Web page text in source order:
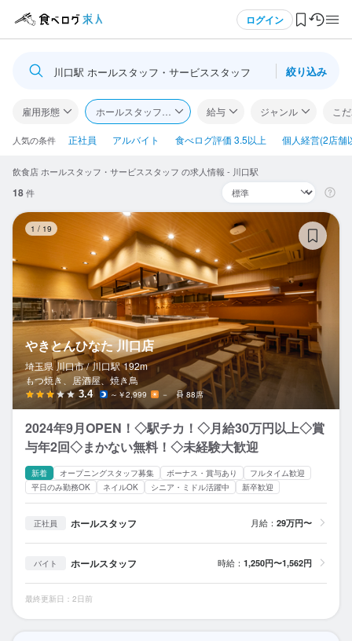
ログイン
ログイン・無料会員登録
食べログ求人TOP
求人検索
気になる求人
検索履歴・保存した条件
応募履歴
WEB履歴書
スカウト・メルマガ受信設定
ヘルプ・お問い合わせフォーム
掲載をご検討の店舗様へ
食べログ求人PRESS
プライバシーポリシー
利用規約
川口駅 ホールスタッフ・サービススタッフ 絞り込み
雇用形態 ホールスタッフ・サービススタッフ
給与 ジャンル こ
人気の条件 正社員 アルバイト 食べログ評価 3.5以上 個人経営(2店舗
飲食店 ホールスタッフ・サービススタッフ の求人情報 - 川口駅
18件
1 / 19
やきとんひなた 川口店
埼玉県 川口市 / 川口駅 192m
もつ焼き、居酒屋、焼き鳥
3.4 ～￥2,999 － 88席
2024年9月OPEN！◇駅チカ！◇月給30万円以上◇賞
与年2回◇まかない無料！◇未経験大歓迎
新着 オープニングスタッフ募集 ボーナス・賞与あり
フルタイム歓迎
平日のみ勤務OK
ネイルOK シニア・ミドル活躍中 新卒歓迎
正社員 ホールスタッフ 月給： 29万円〜
バイト ホールスタッフ 時給： 1,250円〜1,562円
最終更新日：2日前